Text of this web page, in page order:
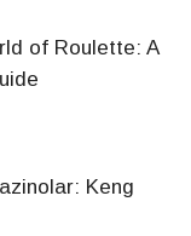
of Roulette: A
Keng